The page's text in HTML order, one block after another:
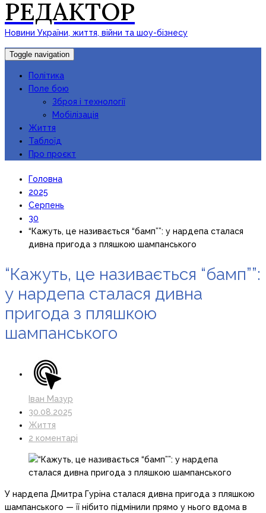
РЕДАКТОР
Новини України, життя, війни та шоу-бізнесу
Toggle navigation
Політика
Поле бою
Зброя і технології
Мобілізація
Життя
Таблоїд
Про проєкт
Головна
2025
Серпень
30
“Кажуть, це називається “бамп””: у нардепа сталася
дивна пригода з пляшкою шампанського
“Кажуть, це називається “бамп””:
у нардепа сталася дивна
пригода з пляшкою
шампанського
Іван Мазур
30.08.2025
Життя
2 коментарі
У нардепа Дмитра Гуріна сталася дивна пригода з пляшкою
шампанського — її нібито підмінили прямо у нього вдома в